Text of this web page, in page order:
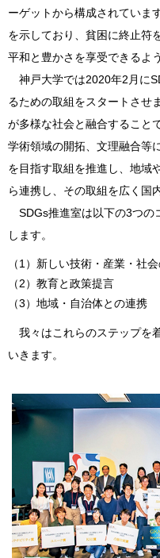
ーゲットから構成されていま
を示しており、貧困に終止符
平和と豊かさを享受できるよ
神戸大学では2020年2月に
るための取組をスタートさせ
が多様な社会と融合すること
学術領域の開拓、文理融合等
を目指す取組を推進し、地域
ら連携し、その取組を広く国
SDGs推進室は以下の3つの
します。
新しい技術・産業・社会
教育と政策提言
地域・自治体との連携
我々はこれらのステップを
いきます。